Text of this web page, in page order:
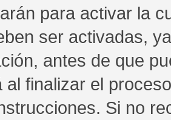
para activar la
ser activadas,
antes de que
al finalizar el
Si no